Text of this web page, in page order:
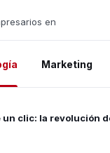
en
Marketing
clic: la revolución